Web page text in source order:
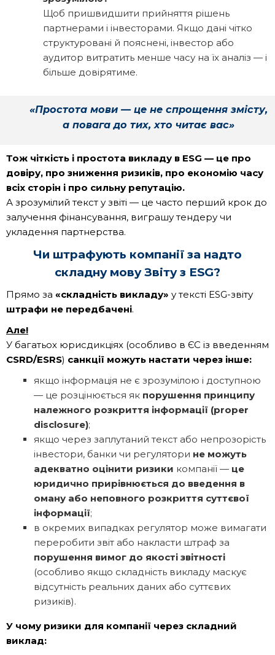
Щоб пришвидшити прийняття рішень
партнерами і інвесторами. Якщо дані чітко
структуровані й пояснені, інвестор або
аудитор витратить менше часу на їх аналіз — і
більше довірятиме.
«Простота мови — це не спрощення змісту,
а повага до тих, хто читає вас»
Тож чіткість і простота викладу в ESG — це про
довіру, про зниження ризиків, про економію часу
всіх сторін і про сильну репутацію.
А зрозумілий текст у звіті — це часто перший крок до
залучення фінансування, виграшу тендеру чи
укладення партнерства.
Чи штрафують компанії за надто
складну мову Звіту з ESG?
Прямо за «складність викладу» у тексті ESG-звіту
штрафи не передбачені.
Але!
У багатьох юрисдикціях (особливо в ЄС із введенням
CSRD/ESRS) санкції можуть настати через інше:
якщо інформація не є зрозумілою і доступною
— це розцінюється як порушення принципу
належного розкриття інформації (proper
disclosure);
якщо через заплутаний текст або непрозорість
інвестори, банки чи регулятори не можуть
адекватно оцінити ризики компанії — це
юридично прирівнюється до введення в
оману або неповного розкриття суттєвої
інформації;
в окремих випадках регулятор може вимагати
переробити звіт або накласти штраф за
порушення вимог до якості звітності
(особливо якщо складність викладу маскує
відсутність реальних даних або суттєвих
ризиків).
У чому ризики для компанії через складний
виклад: